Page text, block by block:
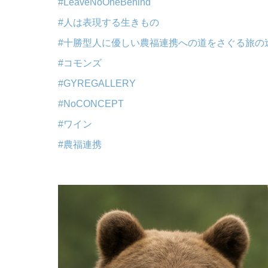
#人は表現する生きもの
#十勝型人に優しい農福連携への道をさぐる旅の
#コモンズ
#GYREGALLERY
#NoCONCEPT
#ワイン
#農福連携